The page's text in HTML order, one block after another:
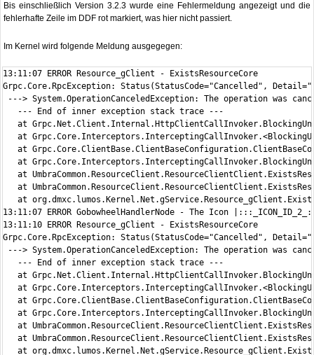
Bis einschließlich Version 3.2.3 wurde eine Fehlermeldung angezeigt und die
fehlerhafte Zeile im DDF rot markiert, was hier nicht passiert.
Im Kernel wird folgende Meldung ausgegegen:
13:11:07 ERROR Resource_gClient - ExistsResourceCore
Grpc.Core.RpcException: Status(StatusCode="Cancelled",
---> System.OperationCanceledException: The operation was
   --- End of inner exception stack trace ---
at
at
at
at
at
at
at
13:11:07 ERROR GobowheelHandlerNode - The Icon
13:11:10 ERROR Resource_gClient - ExistsResourceCore
Grpc.Core.RpcException: Status(StatusCode="Cancelled",
---> System.OperationCanceledException: The operation was
   --- End of inner exception stack trace ---
at
at
at
at
at
at
at